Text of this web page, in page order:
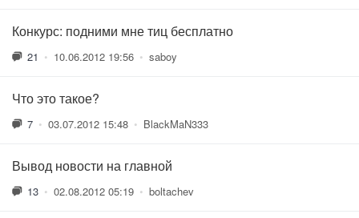
Конкурс: подними мне тиц бесплатно
21 • 10.06.2012 19:56 • saboy
Что это такое?
7 • 03.07.2012 15:48 • BlackMaN333
Вывод новости на главной
13 • 02.08.2012 05:19 • boltachev